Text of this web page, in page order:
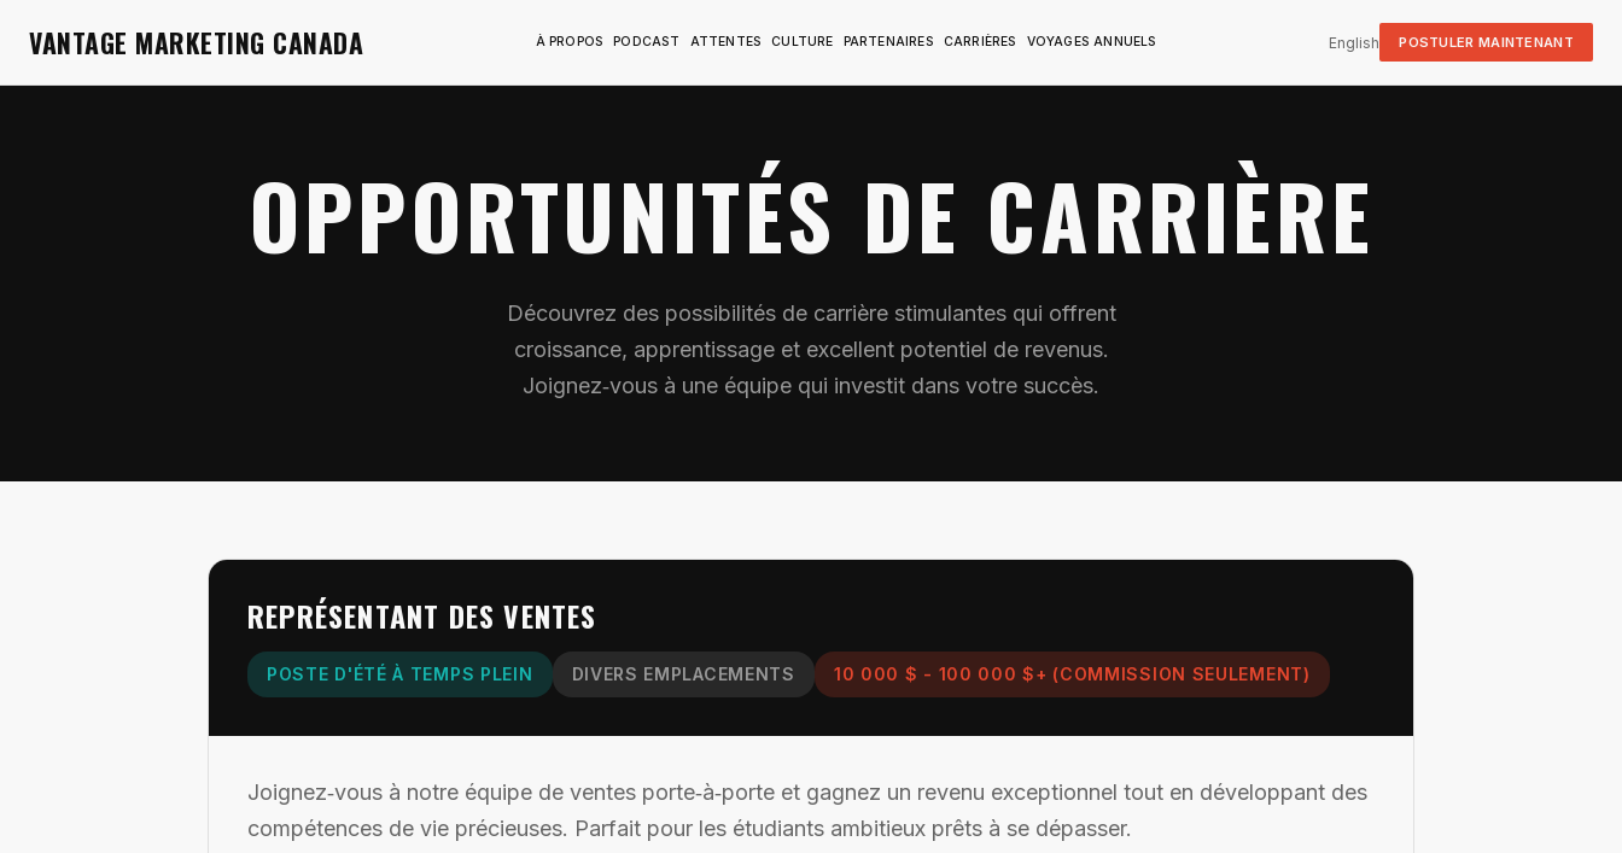
VANTAGE MARKETING CANADA À PROPOS PODCAST ATTENTES CULTURE PARTENAIRES CARRIÈRES VOYAGES ANNUELS English POSTULER MAINTENANT
OPPORTUNITÉS DE CARRIÈRE
Découvrez des possibilités de carrière stimulantes qui offrent
croissance, apprentissage et excellent potentiel de revenus.
Joignez‑vous à une équipe qui investit dans votre succès.
REPRÉSENTANT DES VENTES
POSTE D'ÉTÉ À TEMPS PLEIN DIVERS EMPLACEMENTS 10 000 $ - 100 000 $+ (COMMISSION SEULEMENT)
Joignez‑vous à notre équipe de ventes porte‑à‑porte et gagnez un revenu exceptionnel tout en développant des
compétences de vie précieuses. Parfait pour les étudiants ambitieux prêts à se dépasser.